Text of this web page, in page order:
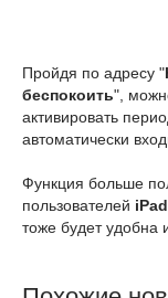
Пройдя по адресу "
беспокоить",
активировать
автоматически
Функция больше
пользователей iPad
тоже будет удобна